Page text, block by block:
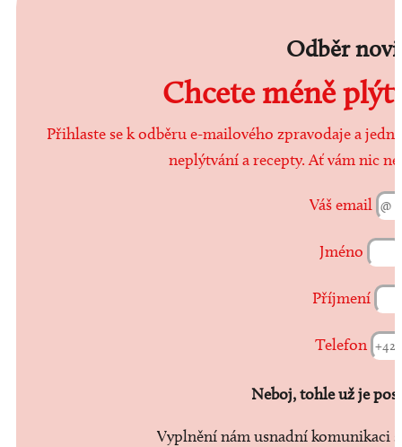
Odběr
Chcete méně
Přihlaste se k odběru e-mailového zpravodaje a
neplýtvání a recepty. Ať vám nic
Váš email
Jméno
Příjmení
Telefon
Neboj, tohle už je
Vyplnění nám usnadní komunikaci